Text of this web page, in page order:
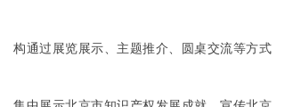
构通过展览展示、主题推介、圆桌交流等方式